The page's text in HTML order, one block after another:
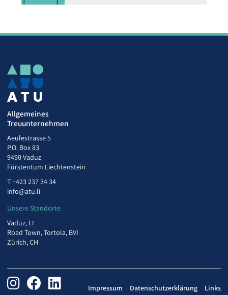
Allgemeines
Treuunternehmen
Aeulestrasse 5
P.O. Box 83
9490 Vaduz
Fürstentum Liechtenstein
T+423 237 34 34
info@atu.li
Unsere Standorte
Vaduz, LI
Road Town, Tortola, BVI
Zürich, CH
Impressum Datenschutzerklärung Links